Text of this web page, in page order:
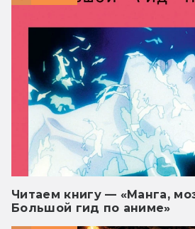
Читаем книгу — «Манга,
Большой гид по аниме»